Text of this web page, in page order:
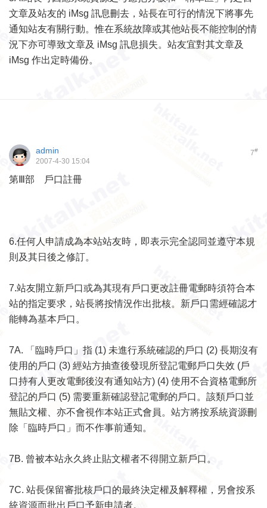
文章及站友的 iMsg 訊息刪去，站長在可行的情況下將事先
通知站友有關行動。惟在系統故障或其他站長不能控制的情
況下亦可導致文章及 iMsg 訊息損失。站友宜對其文章及
iMsg 作出定時備份。
7#
admin
2007-4-30 15:04
第Ⅲ部 戶口註冊
6.任何人申請成為本站站友時，即表示完全認同並遵守本規
則及其日後之修訂。
7.站友開立新戶口或為其現有戶口更改註冊電郵時須符合本
站的指定要求，站長將按情況作出批核。新戶口需經確認才
能轉為基本戶口。
7A. 「臨時戶口」指 (1) 未進行系統確認的戶口 (2) 長期沒有
使用的戶口 (3) 經站方抽查後發現所登記電郵戶口失效 (戶
口持有人更改電郵後沒有通知站方) (4) 使用不合資格電郵所
登記的戶口 (5) 需要重新確認登記電郵的戶口。該類戶口並
無貼文權、亦不會視作本站正式會員。站方將按系統資源刪
除「臨時戶口」而不作事前通知。
7B. 曾被本站永久終止貼文權者不得開立新戶口。
7C. 站長保留審批核戶口的最終決定權及解釋權，另會按系
統資源而批出戶口予新申請者。